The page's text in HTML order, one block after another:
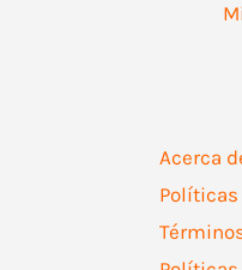
Acerca